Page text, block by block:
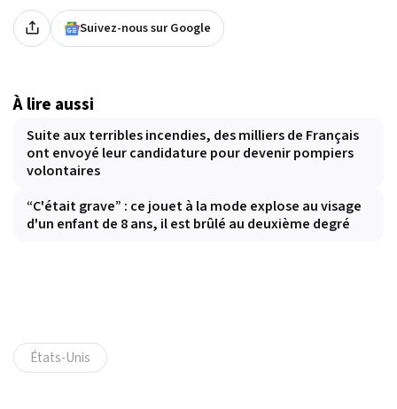
Suivez-nous sur Google
À lire aussi
Suite aux terribles incendies, des milliers de Français
ont envoyé leur candidature pour devenir pompiers
volontaires
“C'était grave” : ce jouet à la mode explose au visage
d'un enfant de 8 ans, il est brûlé au deuxième degré
États-Unis